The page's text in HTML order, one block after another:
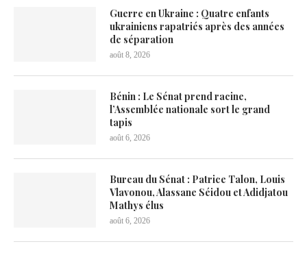
Guerre en Ukraine : Quatre enfants
ukrainiens rapatriés après des années
de séparation
août 8, 2026
Bénin : Le Sénat prend racine,
l’Assemblée nationale sort le grand
tapis
août 6, 2026
Bureau du Sénat : Patrice Talon, Louis
Vlavonou, Alassane Séidou et Adidjatou
Mathys élus
août 6, 2026